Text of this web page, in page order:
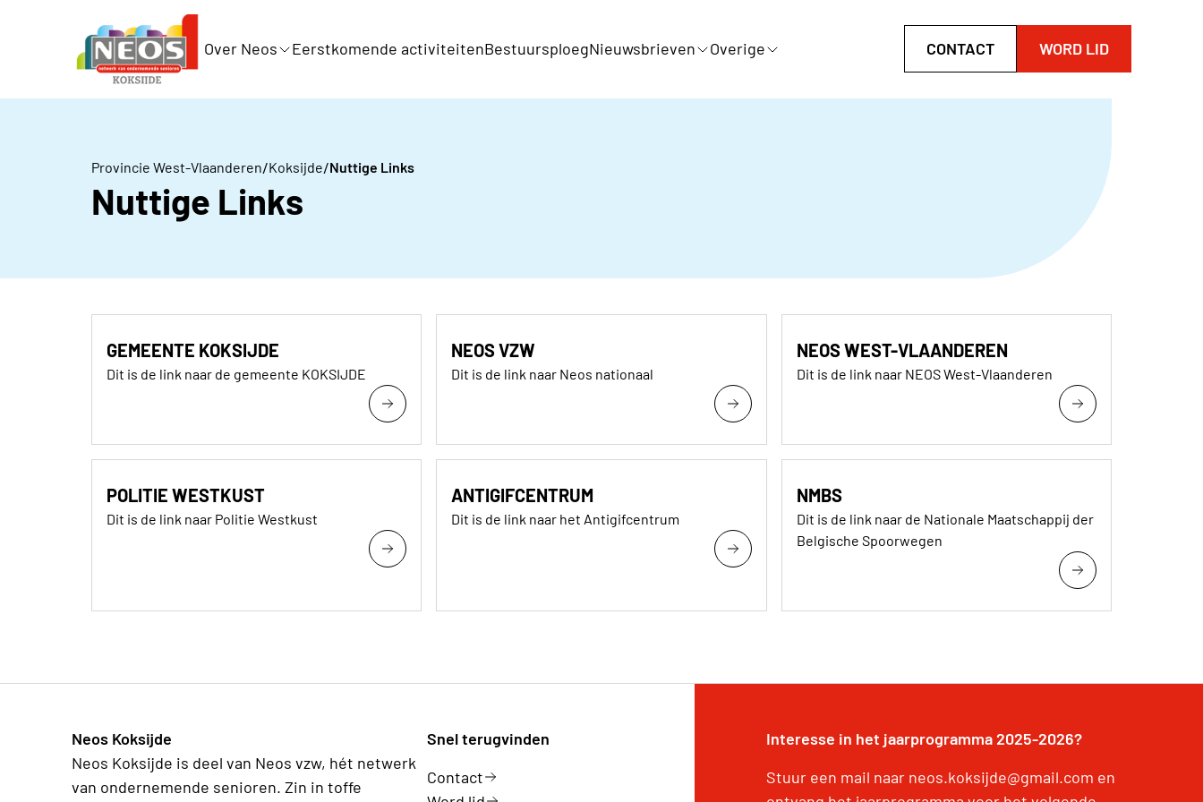
Over Neos Eerstkomende activiteitenBestuursploegNieuwsbrieven Overige CONTACT WORD LID
Provincie West-Vlaanderen/Koksijde/Nuttige Links
Nuttige Links
GEMEENTE KOKSIJDE
Dit is de link naar de gemeente KOKSIJDE
NEOS VZW
Dit is de link naar Neos nationaal
NEOS WEST-VLAANDEREN
Dit is de link naar NEOS West-Vlaanderen
POLITIE WESTKUST
Dit is de link naar Politie Westkust
ANTIGIFCENTRUM
Dit is de link naar het Antigifcentrum
NMBS
Dit is de link naar de Nationale Maatschappij der
Belgische Spoorwegen
Neos Koksijde
Neos Koksijde is deel van Neos vzw, hét netwerk
van ondernemende senioren. Zin in toffe
Snel terugvinden
Contact
Interesse in het jaarprogramma 2025-2026?
Stuur een mail naar neos.koksijde@gmail.com en